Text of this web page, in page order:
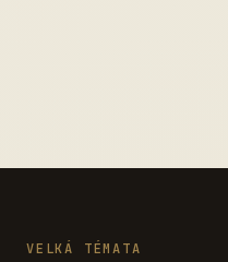
VELKÁ TÉMATA